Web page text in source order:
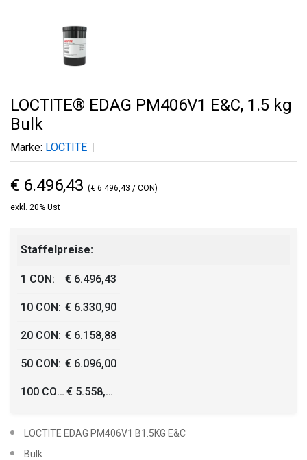
LOCTITE® EDAG PM406V1 E&C, 1.5 kg
Bulk
Marke: LOCTITE
€ 6.496,43 (€ 6 496,43 / CON)
exkl. 20% Ust
Staffelpreise:
1 CON: € 6.496,43
10 CON: € 6.330,90
20 CON: € 6.158,88
50 CON: € 6.096,00
100 CON: € 5.558,39
LOCTITE EDAG PM406V1 B1.5KG E&C
Bulk